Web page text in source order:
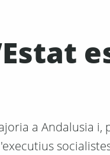
a Andalusia i,